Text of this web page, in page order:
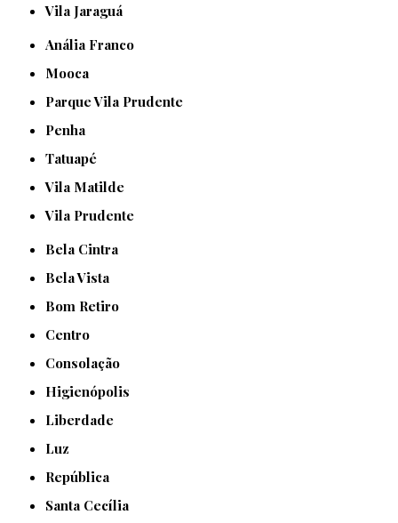
Vila Jaraguá
Anália Franco
Mooca
Parque Vila Prudente
Penha
Tatuapé
Vila Matilde
Vila Prudente
Bela Cintra
Bela Vista
Bom Retiro
Centro
Consolação
Higienópolis
Liberdade
Luz
República
Santa Cecília